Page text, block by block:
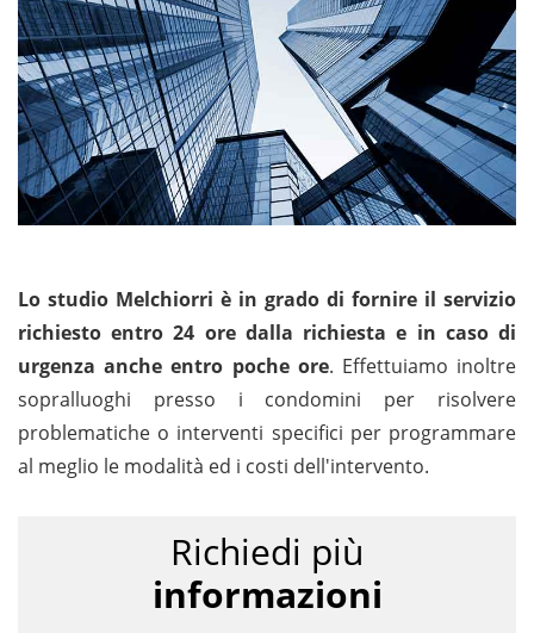
Lo studio Melchiorri è in grado di fornire il servizio
richiesto entro 24 ore dalla richiesta e in caso di
urgenza anche entro poche ore. Effettuiamo inoltre
sopralluoghi presso i condomini per risolvere
problematiche o interventi specifici per programmare
al meglio le modalità ed i costi dell'intervento.
Richiedi più
informazioni